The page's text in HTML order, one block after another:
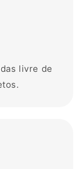
livre de